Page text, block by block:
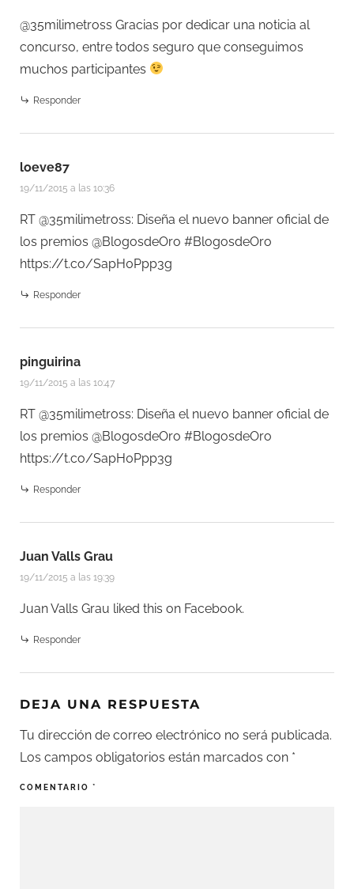
@35milimetross Gracias por dedicar una noticia al
concurso, entre todos seguro que conseguimos
muchos participantes
Responder
loeve87
19/11/2015 a las 10:36
RT @35milimetross: Diseña el nuevo banner oficial de
los premios @BlogosdeOro #BlogosdeOro
https://t.co/SapH0Ppp3g
Responder
pinguirina
19/11/2015 a las 10:47
RT @35milimetross: Diseña el nuevo banner oficial de
los premios @BlogosdeOro #BlogosdeOro
https://t.co/SapH0Ppp3g
Responder
Juan Valls Grau
19/11/2015 a las 19:39
Juan Valls Grau liked this on Facebook.
Responder
DEJA UNA RESPUESTA
Tu dirección de correo electrónico no será publicada.
Los campos obligatorios están marcados con *
COMENTARIO *